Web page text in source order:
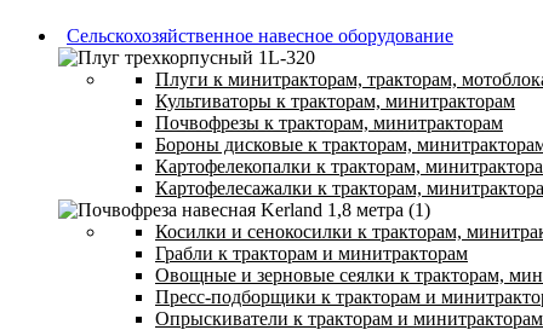
Сельскохозяйственное навесное оборудование
Плуги к минитракторам, тракторам,
Культиваторы к тракторам, минитракторам
Почвофрезы к тракторам, минитракторам
Бороны дисковые к тракторам,
Картофелекопалки к тракторам,
Картофелесажалки к тракторам,
Косилки и сенокосилки к тракторам,
Грабли к тракторам и минитракторам
Овощные и зерновые сеялки к тракторам,
Пресс-подборщики к тракторам и
Опрыскиватели к тракторам и минитракторам